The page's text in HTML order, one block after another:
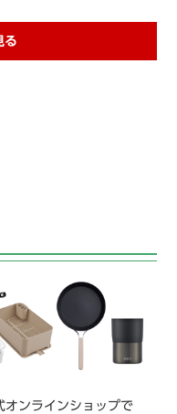
る
オンラインショップで